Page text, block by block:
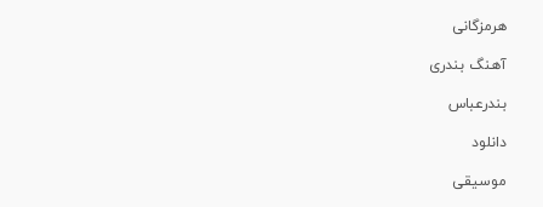
هرمزگانی
آهنگ بندری
بندرعباس
دانلود
موسیقی